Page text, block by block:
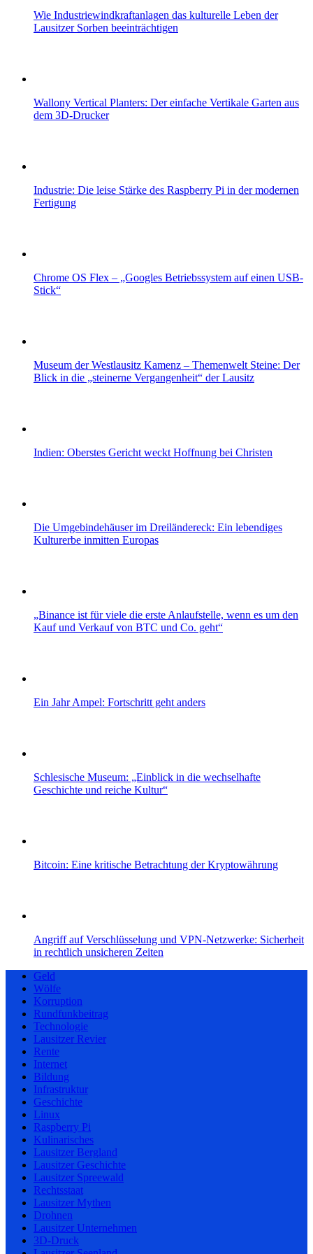
Wie Industriewindkraftanlagen das kulturelle Leben der
Lausitzer Sorben beeinträchtigen
Wallony Vertical Planters: Der einfache Vertikale Garten aus
dem 3D-Drucker
Industrie: Die leise Stärke des Raspberry Pi in der modernen
Fertigung
Chrome OS Flex – „Googles Betriebssystem auf einen USB-
Stick“
Museum der Westlausitz Kamenz – Themenwelt Steine: Der
Blick in die „steinerne Vergangenheit“ der Lausitz
Indien: Oberstes Gericht weckt Hoffnung bei Christen
Die Umgebindehäuser im Dreiländereck: Ein lebendiges
Kulturerbe inmitten Europas
„Binance ist für viele die erste Anlaufstelle, wenn es um den
Kauf und Verkauf von BTC und Co. geht“
Ein Jahr Ampel: Fortschritt geht anders
Schlesische Museum: „Einblick in die wechselhafte
Geschichte und reiche Kultur“
Bitcoin: Eine kritische Betrachtung der Kryptowährung
Angriff auf Verschlüsselung und VPN-Netzwerke: Sicherheit
in rechtlich unsicheren Zeiten
Geld
Wölfe
Korruption
Rundfunkbeitrag
Technologie
Lausitzer Revier
Rente
Internet
Bildung
Infrastruktur
Geschichte
Linux
Raspberry Pi
Kulinarisches
Lausitzer Bergland
Lausitzer Geschichte
Lausitzer Spreewald
Rechtsstaat
Lausitzer Mythen
Drohnen
Lausitzer Unternehmen
3D-Druck